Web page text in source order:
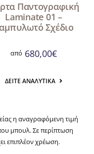
Παντογραφική
Laminate 01 –
Σχέδιο
από 680,00€
ΔΕΊΤΕ ΑΝΑΛΥΤΙΚΆ
η αναγραφόμενη τιμή
μπουλ. Σε περίπτωση
επιπλέον χρέωση.